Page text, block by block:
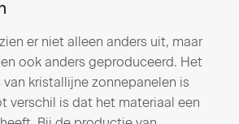
er niet alleen anders uit, maar
ook anders geproduceerd. Het
kristallijne zonnepanelen is
verschil is dat het materiaal een